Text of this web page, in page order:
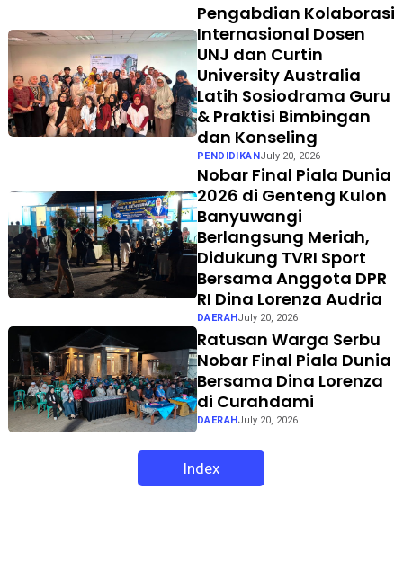
Pengabdian Kolaborasi
Internasional Dosen
UNJ dan Curtin
University Australia
Latih Sosiodrama Guru
& Praktisi Bimbingan
dan Konseling
PENDIDIKANJuly 20, 2026
Nobar Final Piala Dunia
2026 di Genteng Kulon
Banyuwangi
Berlangsung Meriah,
Didukung TVRI Sport
Bersama Anggota DPR
RI Dina Lorenza Audria
DAERAHJuly 20, 2026
Ratusan Warga Serbu
Nobar Final Piala Dunia
Bersama Dina Lorenza
di Curahdami
DAERAH July 20, 2026
Index